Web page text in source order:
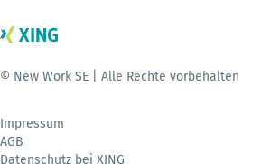
© New Work SE | Alle Rechte vorbehalten
Impressum
AGB
Datenschutz bei XING